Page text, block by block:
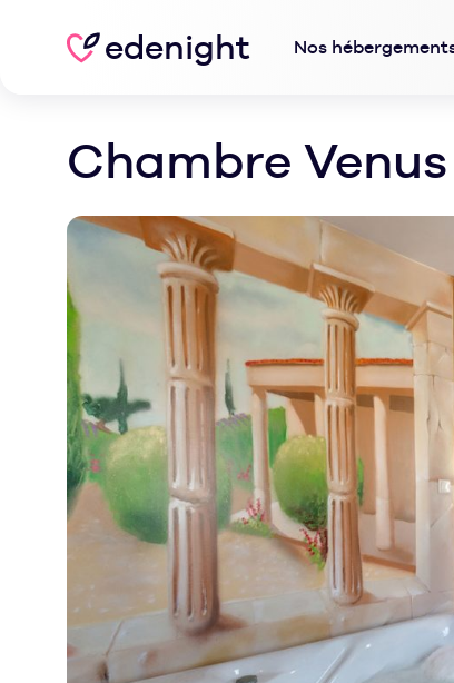
edenight Nos
Chambre Venus